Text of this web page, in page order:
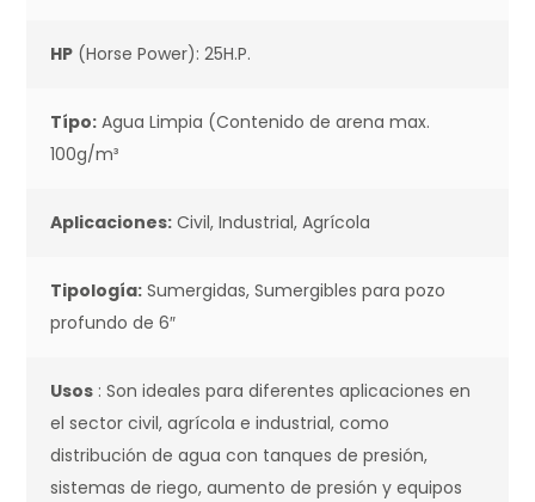
HP (Horse Power): 25H.P.
Típo: Agua Limpia (Contenido de arena max.
100g/m³
Aplicaciones: Civil, Industrial, Agrícola
Tipología: Sumergidas, Sumergibles para pozo
profundo de 6″
Usos : Son ideales para diferentes aplicaciones en
el sector civil, agrícola e industrial, como
distribución de agua con tanques de presión,
sistemas de riego, aumento de presión y equipos